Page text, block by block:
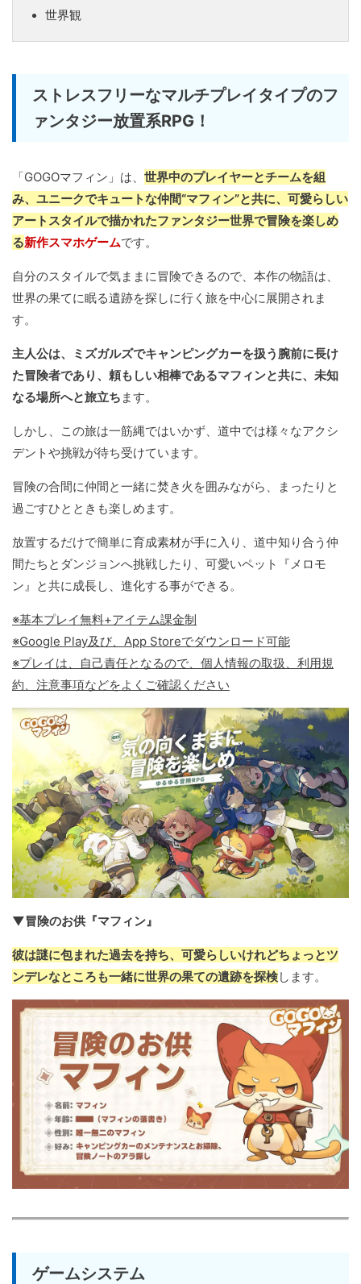
世界観
ストレスフリーなマルチプレイタイプのフ
ァンタジー放置系RPG！
「GOGOマフィン」は、 世界中のプレイヤーとチームを組
み、ユニークでキュートな仲間“マフィン”と共に、可愛らしい
アートスタイルで描かれたファンタジー世界で冒険を楽しめ
る新作スマホゲームです。
自分のスタイルで気ままに冒険できるので、本作の物語は、
世界の果てに眠る遺跡を探しに行く旅を中心に展開されま
す。
主人公は、ミズガルズでキャンピングカーを扱う腕前に長け
た冒険者であり、頼もしい相棒であるマフィンと共に、未知
なる場所へと旅立ち ます。
しかし、この旅は一筋縄ではいかず、道中では様々なアクシ
デントや挑戦が待ち受けています。
冒険の合間に仲間と一緒に焚き火を囲みながら、まったりと
過ごすひとときも楽しめます。
放置するだけで簡単に育成素材が手に入り、道中知り合う仲
間たちとダンジョンへ挑戦したり、可愛いペット『メロモ
ン』と共に成長し、進化する事ができる。
※基本プレイ無料+アイテム課金制
※Google Play及び、App Storeでダウンロード可能
※プレイは、自己責任となるので、個人情報の取扱、利用規
約、注意事項などをよくご確認ください
▼冒険のお供『マフィン』
彼は謎に包まれた過去を持ち、可愛らしいけれどちょっとツ
ンデレなところも一緒に世界の果ての遺跡を探検します。
ゲームシステム